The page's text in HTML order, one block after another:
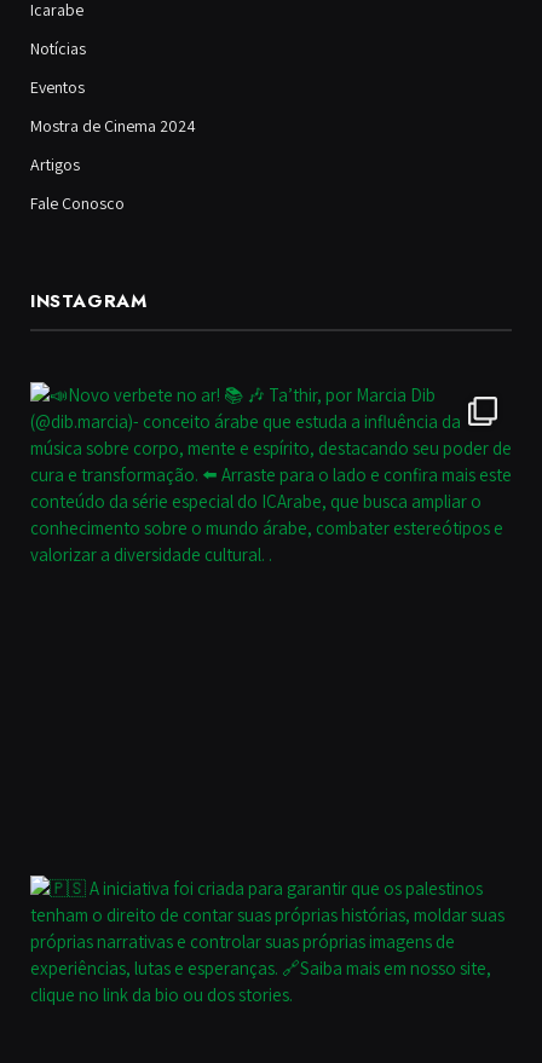
Icarabe
Notícias
Eventos
Mostra de Cinema 2024
Artigos
Fale Conosco
INSTAGRAM